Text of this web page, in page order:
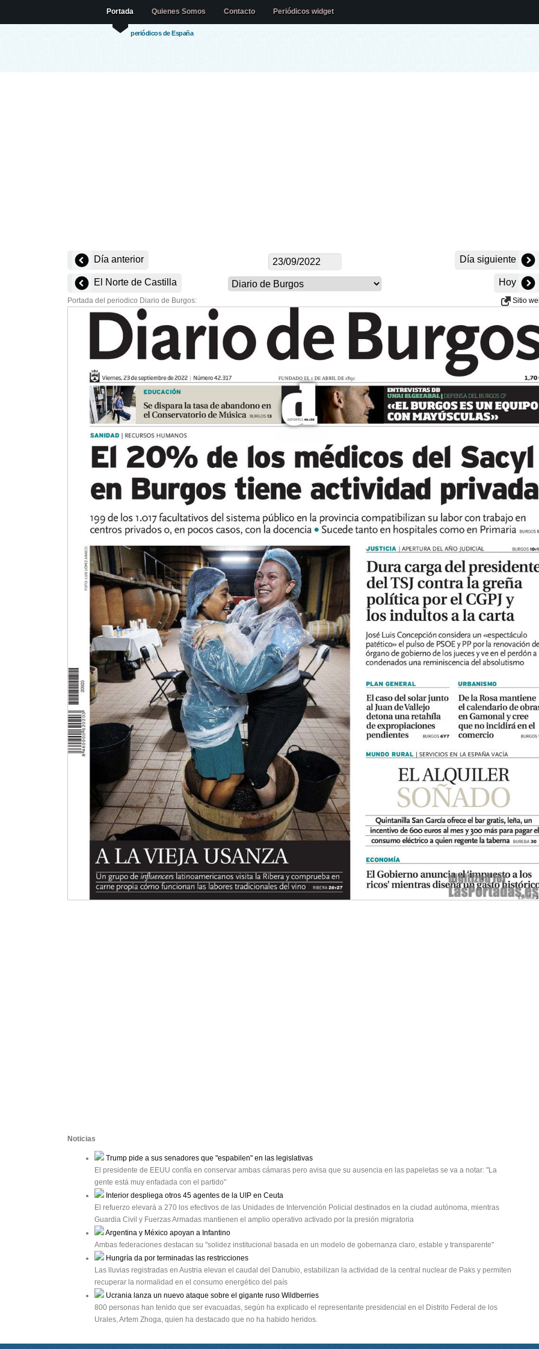
periódicos de España
Portada Quienes Somos Contacto Periódicos widget
Día anterior Día siguiente
El Norte de Castilla Hoy
Portada del periodico Diario de Burgos: Sitio
Noticias
Trump pide a sus senadores que "espabilen" en las legislativas
El presidente de EEUU confía en conservar ambas cámaras pero avisa que su ausencia en las papeletas se va a notar: "La
gente está muy enfadada con el partido"
Interior despliega otros 45 agentes de la UIP en Ceuta
El refuerzo elevará a 270 los efectivos de las Unidades de Intervención Policial destinados en la ciudad autónoma, mientras
Guardia Civil y Fuerzas Armadas mantienen el amplio operativo activado por la presión migratoria
Argentina y México apoyan a Infantino
Ambas federaciones destacan su "solidez institucional basada en un modelo de gobernanza claro, estable y transparente"
Hungría da por terminadas las restricciones
Las lluvias registradas en Austria elevan el caudal del Danubio, estabilizan la actividad de la central nuclear de Paks y permiten
recuperar la normalidad en el consumo energético del país
Ucrania lanza un nuevo ataque sobre el gigante ruso Wildberries
800 personas han tenido que ser evacuadas, según ha explicado el representante presidencial en el Distrito Federal de los
Urales, Artem Zhoga, quien ha destacado que no ha habido heridos.